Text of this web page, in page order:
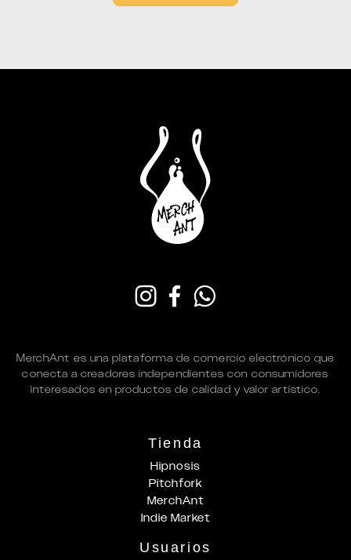
MerchAnt es una plataforma de comercio electrónico que
conecta a creadores independientes con consumidores
interesados en productos de calidad y valor artístico.
Tienda
Hipnosis
Pitchfork
MerchAnt
Indie Market
Usuarios